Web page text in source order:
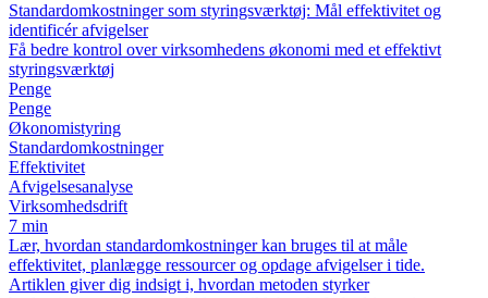
Standardomkostninger som styringsværktøj: Mål effektivitet og
identificér afvigelser
Få bedre kontrol over virksomhedens økonomi med et effektivt
styringsværktøj
Penge
Penge
Økonomistyring
Standardomkostninger
Effektivitet
Afvigelsesanalyse
Virksomhedsdrift
7 min
Lær, hvordan standardomkostninger kan bruges til at måle
effektivitet, planlægge ressourcer og opdage afvigelser i tide.
Artiklen giver dig indsigt i, hvordan metoden styrker